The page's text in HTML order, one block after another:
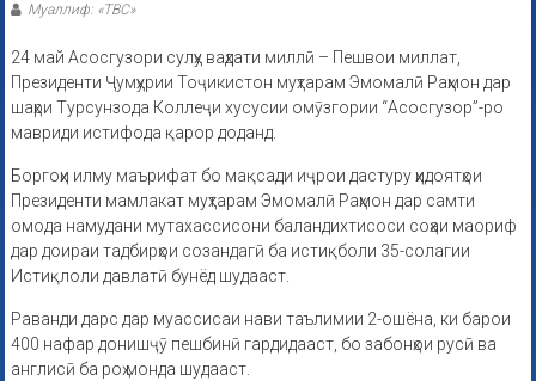
Муаллиф: «ТВС»
24 май Асосгузори сулҳу ваҳдати миллӣ – Пешвои миллат,
Президенти Ҷумҳурии Тоҷикистон муҳтарам Эмомалӣ Раҳмон дар
шаҳри Турсунзода Коллеҷи хусусии омӯзгории “Асосгузор”-ро
мавриди истифода қарор доданд.
Боргоҳи илму маърифат бо мақсади иҷрои дастуру ҳидоятҳои
Президенти мамлакат муҳтарам Эмомалӣ Раҳмон дар самти
омода намудани мутахассисони баландихтисоси соҳаи маориф
дар доираи тадбирҳои созандагӣ ба истиқболи 35-солагии
Истиқлоли давлатӣ бунёд шудааст.
Раванди дарс дар муассисаи нави таълимии 2-ошёна, ки барои
400 нафар донишҷӯ пешбинӣ гардидааст, бо забонҳои русӣ ва
англисӣ ба роҳ монда шудааст.